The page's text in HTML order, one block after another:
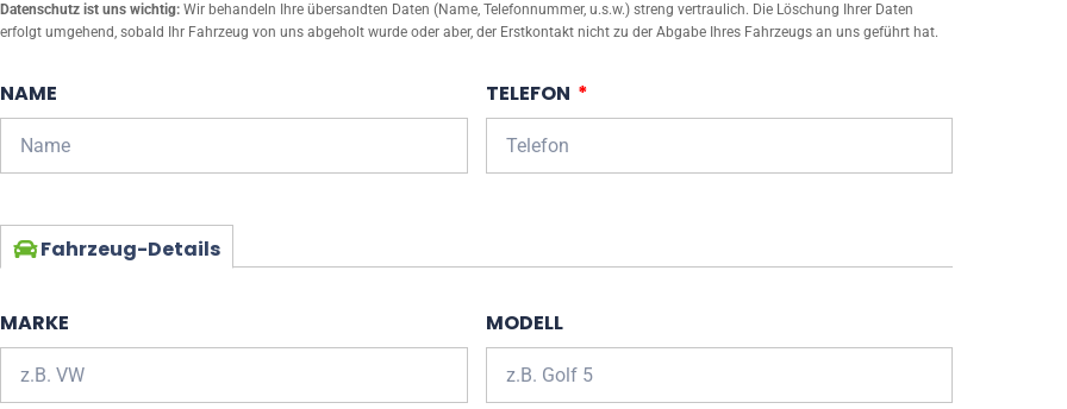
Datenschutz ist uns wichtig: Wir behandeln Ihre übersandten Daten (Name, Telefonnummer, u.s.w.) streng vertraulich. Die Löschung Ihrer Daten
erfolgt umgehend, sobald Ihr Fahrzeug von uns abgeholt wurde oder aber, der Erstkontakt nicht zu der Abgabe Ihres Fahrzeugs an uns geführt hat.
NAME TELEFON
Fahrzeug-Details
MARKE MODELL